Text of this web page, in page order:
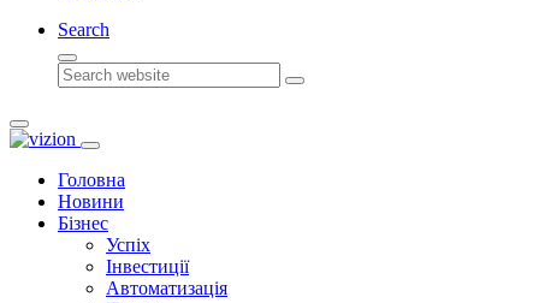
Search
Search
Головна
Новини
Бізнес
Успіх
Інвестиції
Автоматизація